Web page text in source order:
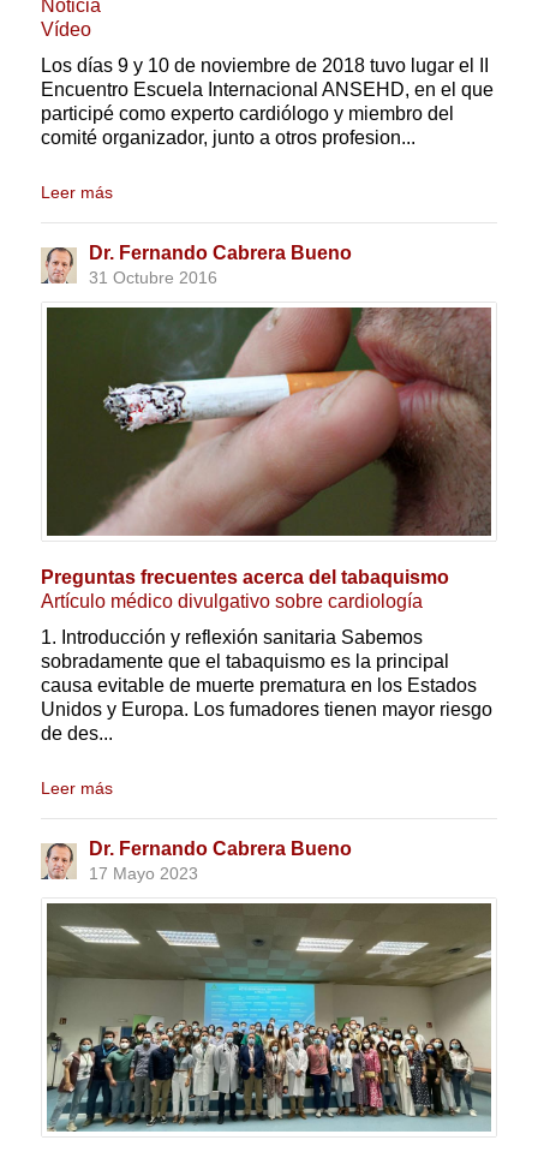
Noticia
Vídeo
Los días 9 y 10 de noviembre de 2018 tuvo lugar el II
Encuentro Escuela Internacional ANSEHD, en el que
participé como experto cardiólogo y miembro del
comité organizador, junto a otros profesion...
Leer más
Dr. Fernando Cabrera Bueno
31 Octubre 2016
Preguntas frecuentes acerca del tabaquismo
Artículo médico divulgativo sobre cardiología
1. Introducción y reflexión sanitaria Sabemos
sobradamente que el tabaquismo es la principal
causa evitable de muerte prematura en los Estados
Unidos y Europa. Los fumadores tienen mayor riesgo
de des...
Leer más
Dr. Fernando Cabrera Bueno
17 Mayo 2023